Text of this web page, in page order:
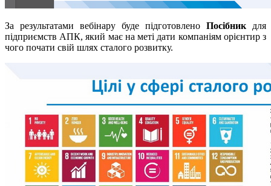
За результатами вебінару буде підготовлено Посібник для
підприємств АПК, який має на меті дати компаніям орієнтир з
чого почати свій шлях сталого розвитку.